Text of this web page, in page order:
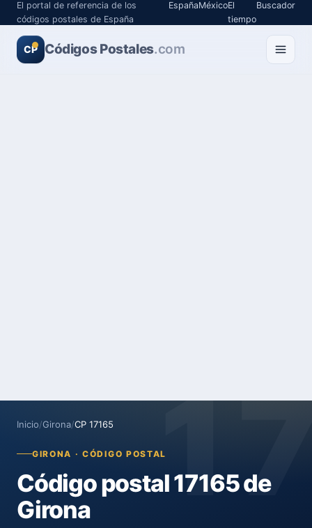
El portal de referencia de los
códigos postales de España
EspañaMéxicoEl
tiempo
Buscador
CP Códigos Postales.com
Inicio/Girona/CP 17165
GIRONA · CÓDIGO POSTAL
Código postal 17165 de
Girona